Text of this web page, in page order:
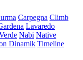
Carpegna Climb
Lavaredo
Nabi Native
Dinamik Timeline